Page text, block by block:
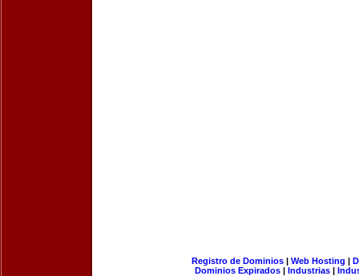
Registro de Dominios| Web Hosting |
Dominios Expirados | Industrias |